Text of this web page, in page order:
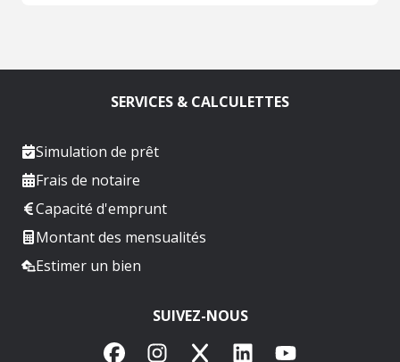
SERVICES & CALCULETTES
Simulation de prêt
Frais de notaire
Capacité d'emprunt
Montant des mensualités
Estimer un bien
SUIVEZ-NOUS
FacebookInstagram
X LinkedInYouTube